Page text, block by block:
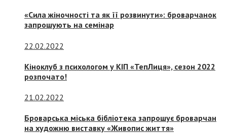
«Сила жіночності та як її розвинути»: броварчанок
запрошують на семінар
22.02.2022
Кіноклуб з психологом у КІП «ТепЛиця», сезон 2022
розпочато!
21.02.2022
Броварська міська бібліотека запрошує броварчан
на художню виставку «Живопис життя»